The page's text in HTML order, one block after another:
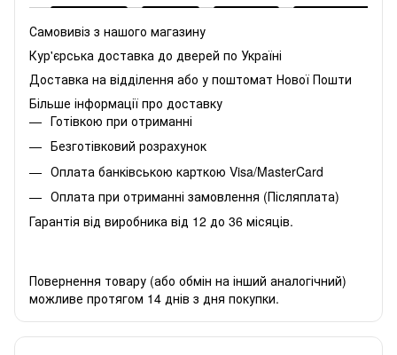
Самовивіз з нашого магазину
Кур'єрська доставка до дверей по Україні
Доставка на відділення або у поштомат Нової Пошти
Більше інформації про доставку
Готівкою при отриманні
Безготівковий розрахунок
Оплата банківською карткою Visa/MasterCard
Оплата при отриманні замовлення (Післяплата)
Гарантія від виробника від 12 до 36 місяців.
Повернення товару (або обмін на інший аналогічний)
можливе протягом 14 днів з дня покупки.